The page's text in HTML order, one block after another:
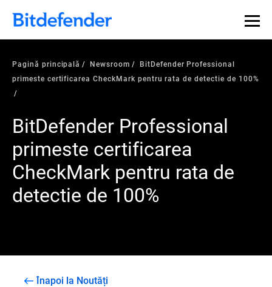
Pagină principală Newsroom
BitDefender Professional
primeste certificarea CheckMark pentru rata de detectie de 100%
BitDefender Professional
primeste certificarea
CheckMark pentru rata de
detectie de 100%
Înapoi la Noutăți